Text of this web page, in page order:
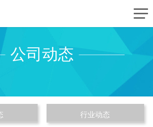
公司动态
行业动态